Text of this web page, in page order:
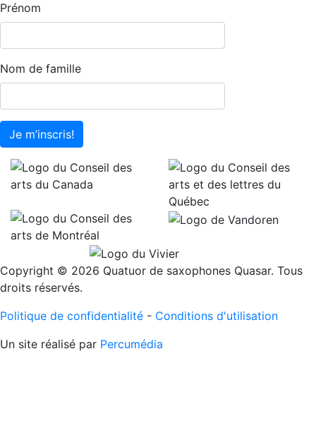
Prénom
Nom de famille
Je m’inscris!
Copyright © 2026 Quatuor de saxophones Quasar. Tous
droits réservés.
Politique de confidentialité - Conditions d'utilisation
Un site réalisé par Percumédia